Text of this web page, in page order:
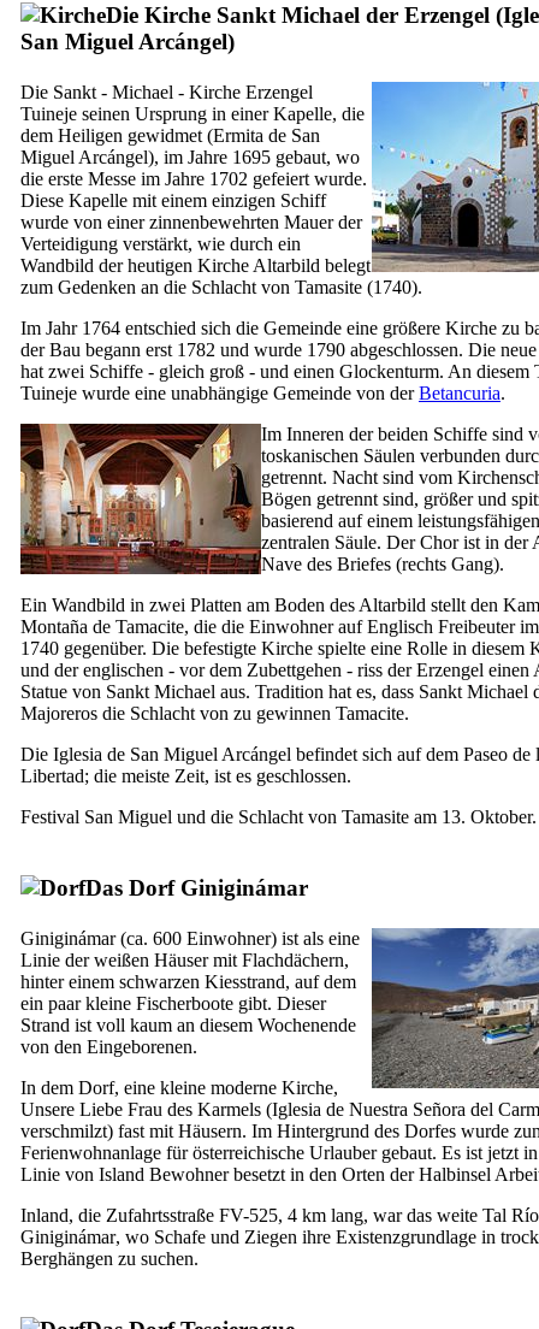
Die Kirche Sankt Michael der Erzengel (
San Miguel Arcángel)
Die Sankt - Michael - Kirche Erzengel
Tuineje seinen Ursprung in einer Kapelle, die
dem Heiligen gewidmet (Ermita de San
Miguel Arcángel), im Jahre 1695 gebaut, wo
die erste Messe im Jahre 1702 gefeiert wurde.
Diese Kapelle mit einem einzigen Schiff
wurde von einer zinnenbewehrten Mauer der
Verteidigung verstärkt, wie durch ein
Wandbild der heutigen Kirche Altarbild belegt
zum Gedenken an die Schlacht von Tamasite (1740).
Im Jahr 1764 entschied sich die Gemeinde eine größere Kirche zu
der Bau begann erst 1782 und wurde 1790 abgeschlossen. Die
hat zwei Schiffe - gleich groß - und einen Glockenturm. An diesem
Tuineje wurde eine unabhängige Gemeinde von derBetancuria.
Im Inneren der beiden Schiffe sind
toskanischen Säulen verbunden
getrennt. Nacht sind vom
Bögen getrennt sind, größer und
basierend auf einem leistungsfähigen
zentralen Säule. Der Chor ist in der
Nave des Briefes (rechts Gang).
Ein Wandbild in zwei Platten am Boden des Altarbild stellt den
Montaña de Tamacite, die die Einwohner auf Englisch Freibeuter
1740 gegenüber. Die befestigte Kirche spielte eine Rolle in diesem
und der englischen - vor dem Zubettgehen - riss der Erzengel einen
Statue von Sankt Michael aus. Tradition hat es, dass Sankt Michael
Majoreros die Schlacht von zu gewinnen Tamacite.
Die Iglesia de San Miguel Arcángel befindet sich auf dem Paseo de
Libertad; die meiste Zeit, ist es geschlossen.
Festival San Miguel und die Schlacht von Tamasite am 13. Oktober.
Das Dorf Giniginámar
Giniginámar(ca. 600 Einwohner) ist als eine
Linie der weißen Häuser mit Flachdächern,
hinter einem schwarzen Kiesstrand, auf dem
ein paar kleine Fischerboote gibt. Dieser
Strand ist voll kaum an diesem Wochenende
von den Eingeborenen.
In dem Dorf, eine kleine moderne Kirche,
Unsere Liebe Frau des Karmels (Iglesia de Nuestra Señora del
verschmilzt) fast mit Häusern. Im Hintergrund des Dorfes wurde
Ferienwohnanlage für österreichische Urlauber gebaut. Es ist jetzt
Linie von Island Bewohner besetzt in den Orten der Halbinsel
Inland, die Zufahrtsstraße FV-525, 4 km lang, war das weite Tal
Giniginámar, wo Schafe und Ziegen ihre Existenzgrundlage in
Berghängen zu suchen.